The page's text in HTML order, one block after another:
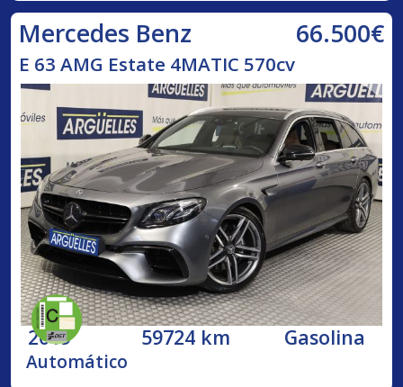
Mercedes Benz 66.500€
E 63 AMG Estate 4MATIC 570cv
2019 59724 km Gasolina
Automático